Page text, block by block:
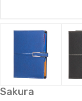
Sakura